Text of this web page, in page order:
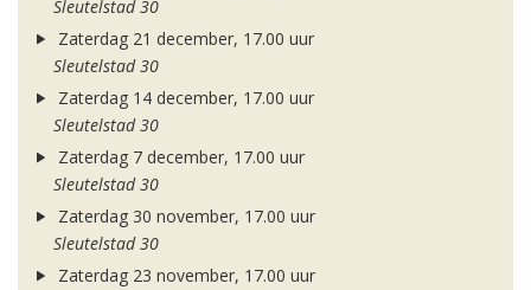
Sleutelstad 30
Zaterdag 21 december, 17.00 uur
Sleutelstad 30
Zaterdag 14 december, 17.00 uur
Sleutelstad 30
Zaterdag 7 december, 17.00 uur
Sleutelstad 30
Zaterdag 30 november, 17.00 uur
Sleutelstad 30
Zaterdag 23 november, 17.00 uur